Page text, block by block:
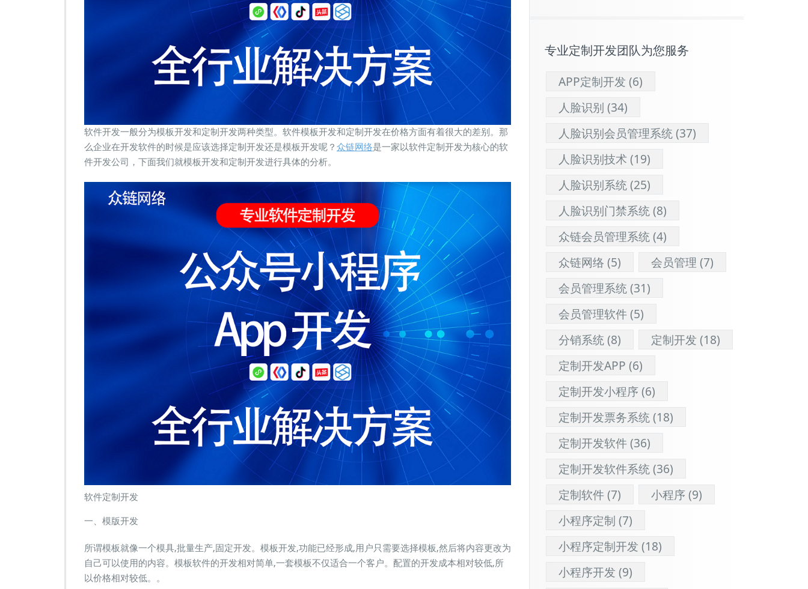
软件开发一般分为模板开发和定制开发两种类型。软件模板开发和定制开发在价格方面有着很大的差别。那
么企业在开发软件的时候是应该选择定制开发还是模板开发呢？ 众链网络是一家以软件定制开发为核心的软
件开发公司，下面我们就模板开发和定制开发进行具体的分析。
软件定制开发
一、模版开发
所谓模板就像一个模具,批量生产,固定开发。模板开发,功能已经形成,用户只需要选择模板,然后将内容更改为
自己可以使用的内容。模板软件的开发相对简单,一套模板不仅适合一个客户。配置的开发成本相对较低,所
以价格相对较低。。
专业定制开发团队为您服务
APP定制开发 (6)
人脸识别 (34)
人脸识别会员管理系统(37)
人脸识别技术(19)
人脸识别系统(25)
人脸识别门禁系统(8)
众链会员管理系统(4)
众链网络 (5) 会员管理 (7)
会员管理系统(31)
会员管理软件(5)
分销系统(8) 定制开发 (18)
定制开发APP (6)
定制开发小程序(6)
定制开发票务系统(18)
定制开发软件(36)
定制开发软件系统(36)
定制软件(7) 小程序(9)
小程序定制 (7)
小程序定制开发 (18)
小程序开发 (9)